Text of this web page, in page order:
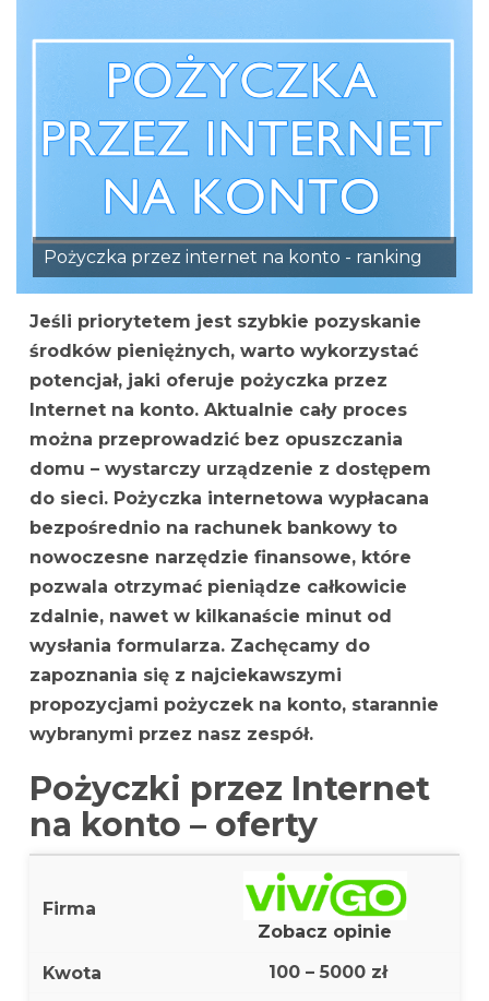
Pożyczka przez internet na konto - ranking
Jeśli priorytetem jest szybkie pozyskanie
środków pieniężnych, warto wykorzystać
potencjał, jaki oferuje pożyczka przez
Internet na konto. Aktualnie cały proces
można przeprowadzić bez opuszczania
domu – wystarczy urządzenie z dostępem
do sieci. Pożyczka internetowa wypłacana
bezpośrednio na rachunek bankowy to
nowoczesne narzędzie finansowe, które
pozwala otrzymać pieniądze całkowicie
zdalnie, nawet w kilkanaście minut od
wysłania formularza. Zachęcamy do
zapoznania się z najciekawszymi
propozycjami pożyczek na konto, starannie
wybranymi przez nasz zespół.
Pożyczki przez Internet
na konto – oferty
Zobacz opinie
100 – 5000 zł